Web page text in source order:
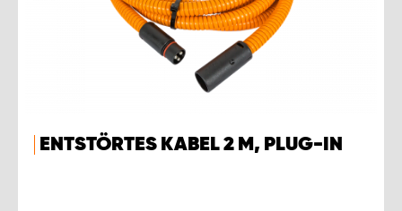
ENTSTÖRTES KABEL 2 M, PLUG-IN